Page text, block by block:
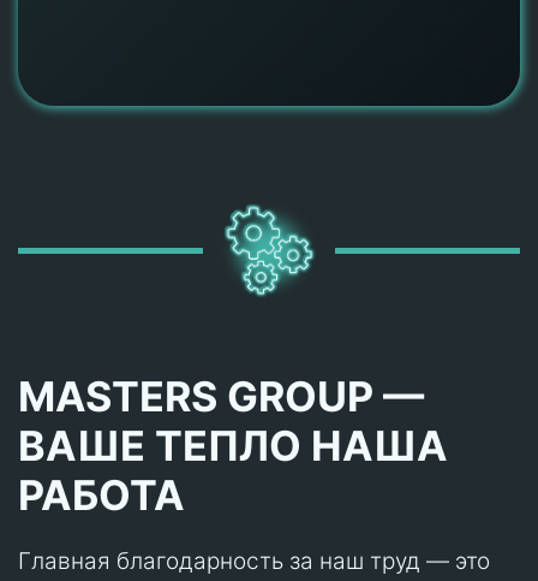
MASTERS GROUP —
ВАШЕ ТЕПЛО НАША
РАБОТА
Главная благодарность за наш труд — это